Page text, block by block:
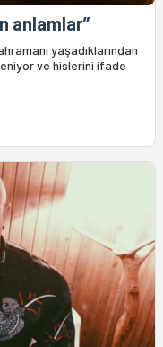
anlamlar”
yaşadıklarından
ve hislerini ifade